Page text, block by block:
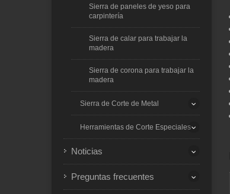
Sierra de paneles de yeso para
carpintería
Sierra de calar para trabajar la
madera
Sierra de corona para trabajar la
madera
Sierra de Corte de Metal
Herramientas de Corte Especiales
Noticias
Preguntas frecuentes